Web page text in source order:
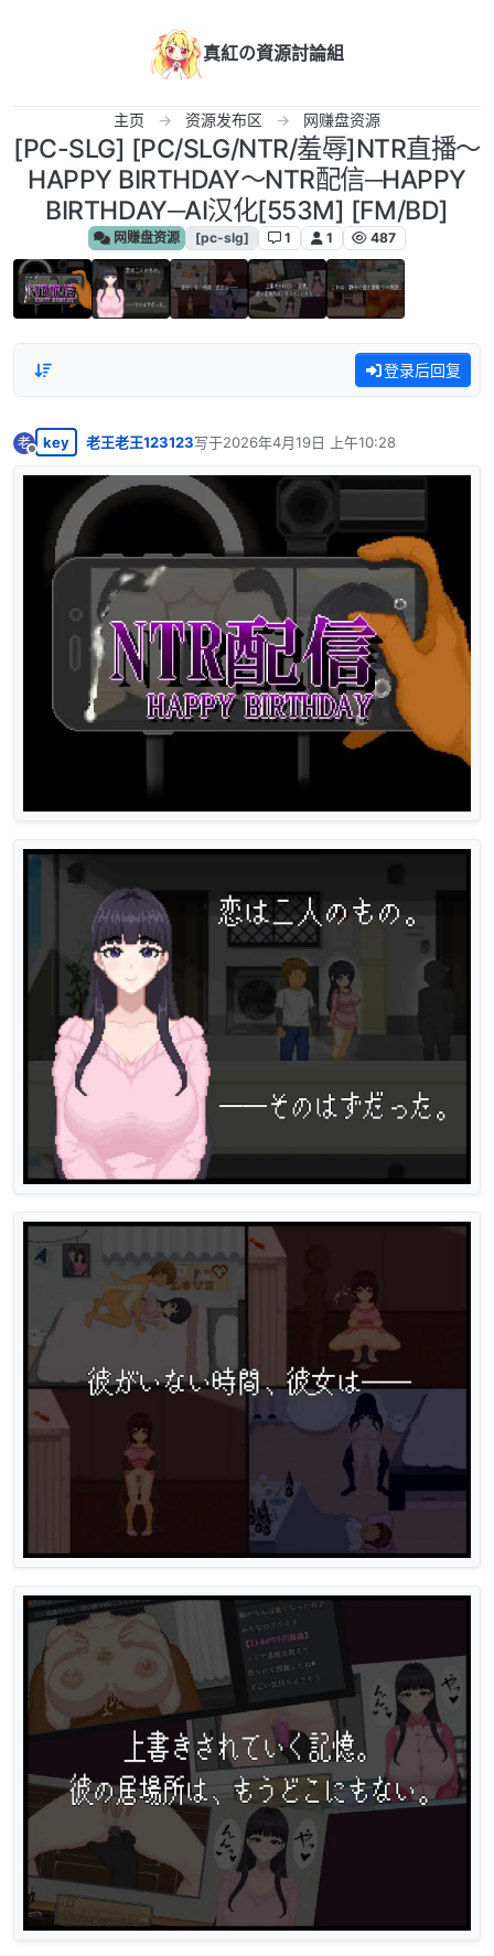
真紅の資源討論組
主页 资源发布区 网赚盘资源
[PC-SLG] [PC/SLG/NTR/羞辱]NTR直播～
HAPPY BIRTHDAY～NTR配信─HAPPY
BIRTHDAY─AI汉化[553M] [FM/BD]
网赚盘资源 [pc-slg] 1 1 487
登录后回复
老
离线
key 老王老王123123写于2026年4月19日 上午10:28
最后由 编辑